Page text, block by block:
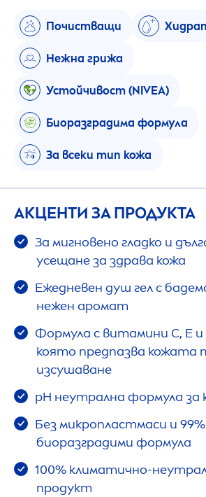
Почистващи
Нежна грижа
Устойчивост (NIVEA)
Биоразградима формула
За всеки тип кожа
АКЦЕНТИ ЗА ПРОДУКТА
За мигновено гладко и
усещане за здрава кожа
Ежедневен душ гел с
нежен аромат
Формула с витамини C, E и
която предпазва кожата
изсушаване
рН неутрална формула за
Без микропластмаси и 99%
биоразградими формула
100% климатично-
продукт